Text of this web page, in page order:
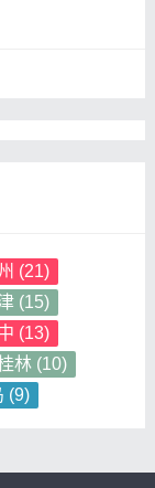
(21)
(15)
(13)
林(10)
(9)